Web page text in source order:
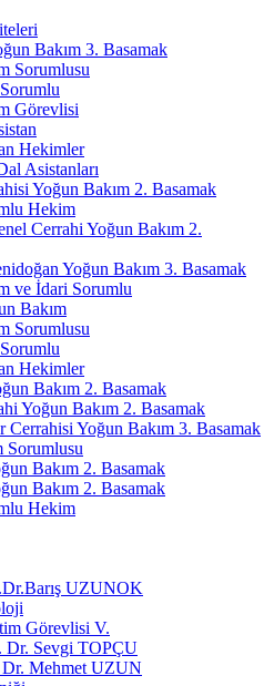
Bakım 3. Basamak
Sorumlusu
Görevlisi
Hekimler
Asistanları
Yoğun Bakım 2. Basamak
Hekim
Cerrahi Yoğun Bakım 2.
Yoğun Bakım 3. Basamak
ve İdari Sorumlu
Bakım
Sorumlusu
Hekimler
Bakım 2. Basamak
Yoğun Bakım 2. Basamak
Cerrahisi Yoğun Bakım 3. Basamak
Sorumlusu
Bakım 2. Basamak
Bakım 2. Basamak
Hekim
UZUNOK
Görevlisi V.
Dr. Sevgi TOPÇU
Mehmet UZUN